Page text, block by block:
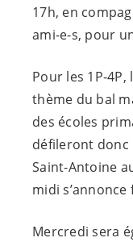
17h, en
ami-e-s, pour
Pour les 1P-4P,
thème du bal
des écoles
défileront donc
Saint-Antoine
midi s’annonce
Mercredi sera